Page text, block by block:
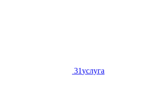
31услуга